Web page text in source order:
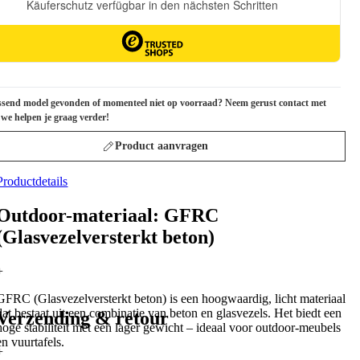
model gevonden of momenteel niet op voorraad? Neem gerust contact met
helpen je graag verder!
Product aanvragen
materiaal: GFRC
beton)
(Glasvezelversterkt beton) is een hoogwaardig, licht materiaal
bestaat uit een combinatie van beton en glasvezels. Het biedt een
stabiliteit met een lager gewicht – ideaal voor outdoor-meubels
vuurtafels.
& retour